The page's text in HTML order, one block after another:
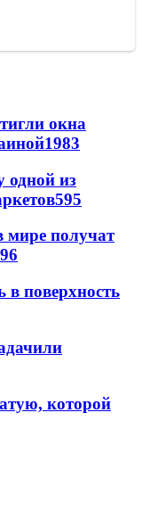
окна
1983
одной из
595
мире получат
в поверхность
которой